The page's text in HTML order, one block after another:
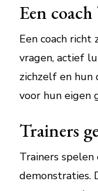
Een
Een coach
vragen, actief
zichzelf en hun
voor hun eigen
Trainers
Trainers
demonstraties.